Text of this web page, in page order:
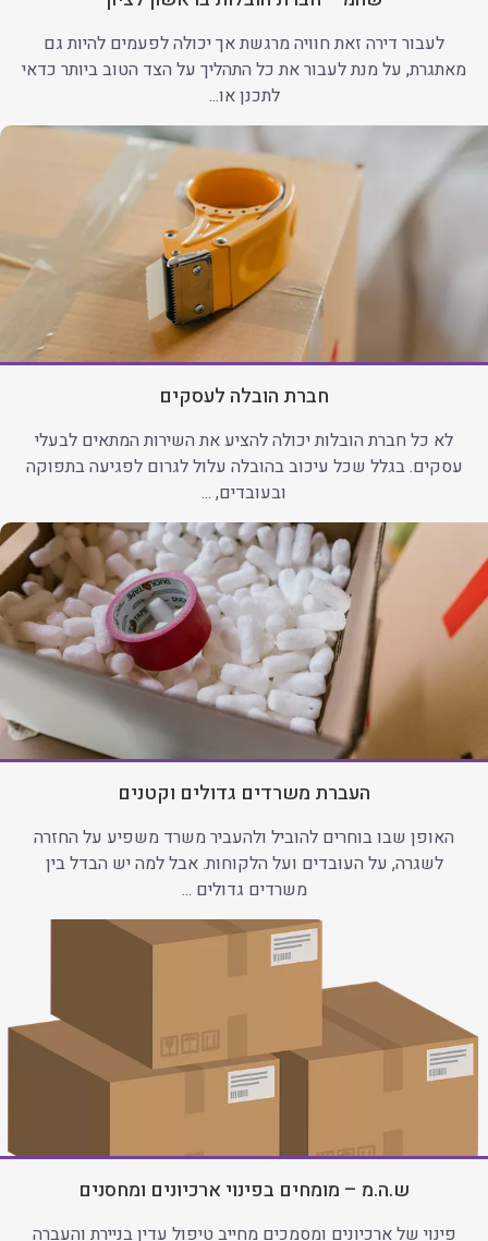
לעבור דירה זאת חוויה מרגשת אך יכולה לפעמים להיות גם
מאתגרת, על מנת לעבור את כל התהליך על הצד הטוב ביותר כדאי
לתכנן או...
חברת הובלה לעסקים
לא כל חברת הובלות יכולה להציע את השירות המתאים לבעלי
עסקים. בגלל שכל עיכוב בהובלה עלול לגרום לפגיעה בתפוקה
ובעובדים, ...
העברת משרדים גדולים וקטנים
האופן שבו בוחרים להוביל ולהעביר משרד משפיע על החזרה
לשגרה, על העובדים ועל הלקוחות. אבל למה יש הבדל בין
משרדים גדולים ...
ש.ה.מ – מומחים בפינוי ארכיונים ומחסנים
פינוי של ארכיונים ומסמכים מחייב טיפול עדין בניירת והעברה